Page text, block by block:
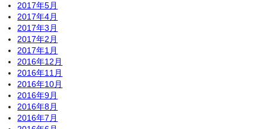
2017年5月
2017年4月
2017年3月
2017年2月
2017年1月
2016年12月
2016年11月
2016年10月
2016年9月
2016年8月
2016年7月